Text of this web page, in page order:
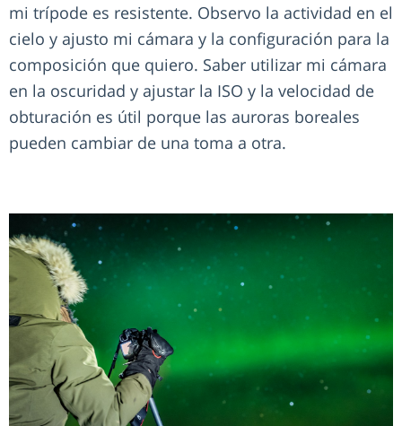
mi trípode es resistente. Observo la actividad en el
cielo y ajusto mi cámara y la configuración para la
composición que quiero. Saber utilizar mi cámara
en la oscuridad y ajustar la ISO y la velocidad de
obturación es útil porque las auroras boreales
pueden cambiar de una toma a otra.